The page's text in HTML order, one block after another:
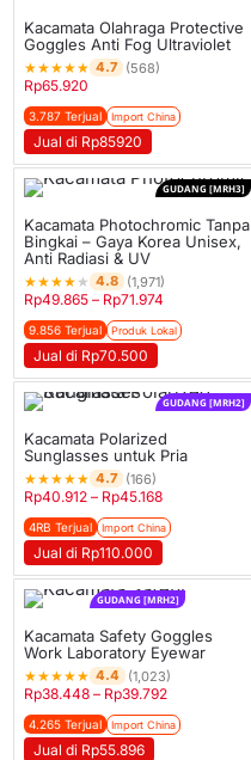
Kacamata Olahraga Protective
Goggles Anti Fog Ultraviolet
★★★★★ 4.7 (568)
Rp65.920
3.787 Terjual Import China
Jual di Rp85920
GUDANG [MRH3]
Kacamata Photochromic Tanpa
Bingkai – Gaya Korea Unisex,
Anti Radiasi & UV
★★★★ ★ 4.8 (1,971)
Rp49.865 – Rp71.974
9.856 Terjual Produk Lokal
Jual di Rp70.500
GUDANG [MRH2]
Kacamata Polarized
Sunglasses untuk Pria
★★★★★ 4.7 (166)
Rp40.912 – Rp45.168
4RB Terjual Import China
Jual di Rp110.000
GUDANG [MRH2]
Kacamata Safety Goggles
Work Laboratory Eyewar
★★★★★ 4.4 (1,023)
Rp38.448 – Rp39.792
4.265 Terjual Import China
Jual di Rp55.896